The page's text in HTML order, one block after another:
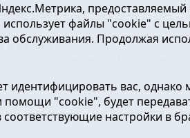
и района2016-2023
Главный редактор: Вешкурцева
24.02.2016г. выдан Федеральной
файлы "cookie" с
обслуживания. Продолжая
вас,
"cookie", будет
настройки в